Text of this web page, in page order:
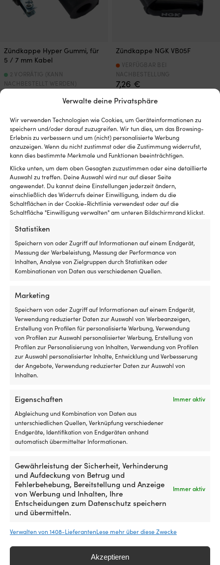
Verwalte deine Privatsphäre
Wir verwenden Technologien wie Cookies, um Geräteinformationen zu
speichern und/oder darauf zuzugreifen. Wir tun dies, um das Browsing-
Erlebnis zu verbessern und um (nicht) personalisierte Werbung
anzuzeigen. Wenn du nicht zustimmst oder die Zustimmung widerrufst,
kann dies bestimmte Merkmale und Funktionen beeinträchtigen.
Klicke unten, um dem oben Gesagten zuzustimmen oder eine detaillierte
Auswahl zu treffen. Deine Auswahl wird nur auf dieser Seite
angewendet. Du kannst deine Einstellungen jederzeit ändern,
einschließlich des Widerrufs deiner Einwilligung, indem du die
Schaltflächen in der Cookie-Richtlinie verwendest oder auf die
Schaltfläche "Einwilligung verwalten" am unteren Bildschirmrand klickst.
Statistiken
Speichern von oder Zugriff auf Informationen auf einem Endgerät,
Messung der Werbeleistung, Messung der Performance von
Inhalten, Analyse von Zielgruppen durch Statistiken oder
Kombinationen von Daten aus verschiedenen Quellen.
Marketing
Speichern von oder Zugriff auf Informationen auf einem Endgerät,
Verwendung reduzierter Daten zur Auswahl von Werbeanzeigen,
Erstellung von Profilen für personalisierte Werbung, Verwendung
von Profilen zur Auswahl personalisierter Werbung, Erstellung von
Profilen zur Personalisierung von Inhalten, Verwendung von Profilen
zur Auswahl personalisierter Inhalte, Entwicklung und Verbesserung
der Angebote, Verwendung reduzierter Daten zur Auswahl von
Inhalten.
Eigenschaften
Immer aktiv
Abgleichung und Kombination von Daten aus
unterschiedlichen Quellen, Verknüpfung verschiedener
Endgeräte, Identifikation von Endgeräten anhand
automatisch übermittelter Informationen.
Gewährleistung der Sicherheit, Verhinderung
und Aufdeckung von Betrug und
Fehlerbehebung, Bereitstellung und Anzeige
von Werbung und Inhalten, Ihre
Entscheidungen zum Datenschutz speichern
und übermitteln.
Immer aktiv
Verwalten von 1408-LieferantenLese mehr über diese Zwecke
Akzeptieren
Zündkappe Hyper Gummi, für
5 / 7 mm Kabel
3,58
2 VORRÄTIG (KANN
NACHBESTELLT WERDEN)
Zündkappe NGK VB05F
7,26 €
VERFÜGBAR BEI
NACHBESTELLUNG
Zündkappe & Kabel NGK CR1
SD05FM 50
23,82€
1 VORRÄTIG (KANN
NACHBESTELLT WERDEN)
7,26€
MwSt. inkl.
5 VORRÄTIG (KANN
NACHBESTELLT WERDEN)
Zündkappe & Kabel NGK
YD05F
MwSt. inkl.
4 VORRÄTIG (KANN
Die einfachste Preisgarantie der